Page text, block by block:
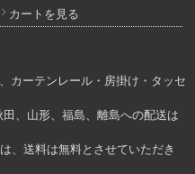
カートを見る
カーテンレール・房掛け・タッセ
、山形、福島、離島への配送は
、送料は無料とさせていただき